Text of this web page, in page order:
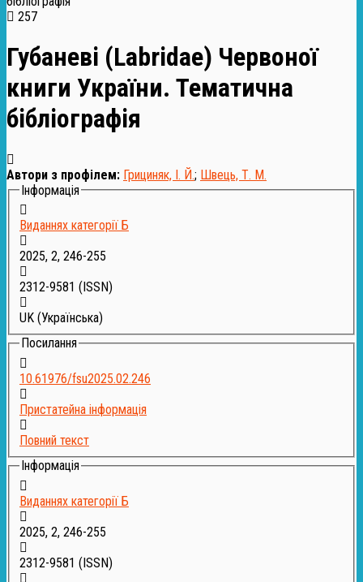
257
Губаневі (Labridae) Червоної
книги України. Тематична
бібліографія
Автори з профілем: Грициняк, І. Й.; Швець, Т. М.
Інформація
Виданнях категорії Б
2025, 2, 246-255
2312-9581 (ISSN)
UK (Українська)
Посилання
10.61976/fsu2025.02.246
Пристатейна інформація
Повний текст
Інформація
Виданнях категорії Б
2025, 2, 246-255
2312-9581 (ISSN)